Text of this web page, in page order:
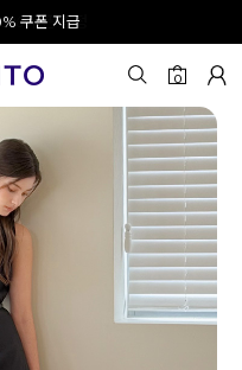
시 오늘 출발!
쿠폰 지급
쿠폰 증정
0